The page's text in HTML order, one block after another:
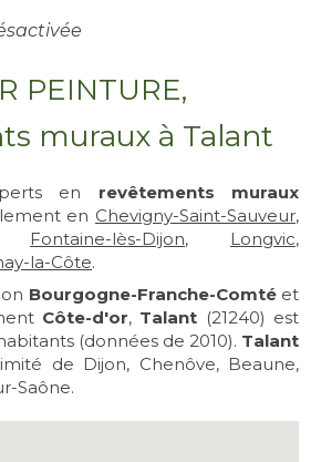
PEINTURE,
muraux à Talant
en revêtements muraux
en Chevigny-Saint-Sauveur,
Fontaine-lès-Dijon, Longvic,
la-Côte.
Bourgogne-Franche-Comtéet
Côte-d'or, Talant (21240) est
(données de 2010). Talant
de Dijon, Chenôve, Beaune,
Saône.